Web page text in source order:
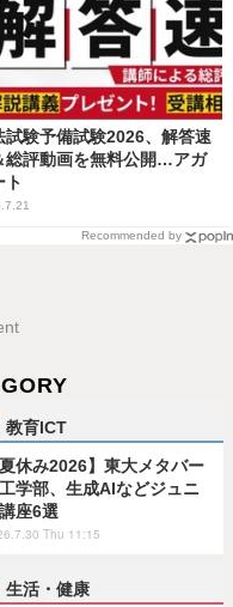
試験予備試験2026、解答速
総評動画を無料公開…アガ
ト
Recommended by
教育ICT
夏休み2026】東大メタバー
学部、生成AIなどジュニ
座6選
Thu 11:15
生活・健康